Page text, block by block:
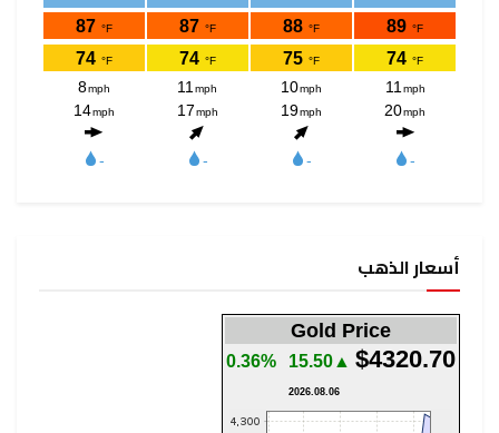
أسعار الذهب
Gold Price
$4320.70
▲15.50
0.36%
2026.08.06